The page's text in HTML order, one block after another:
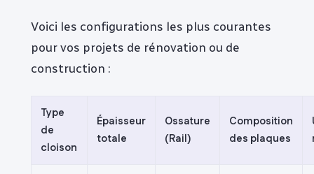
Voici les configurations les plus courantes
pour vos projets de rénovation ou de
construction :
Type
de
cloison
Épaisseur
totale
Ossature
(Rail)
Composition
des plaques